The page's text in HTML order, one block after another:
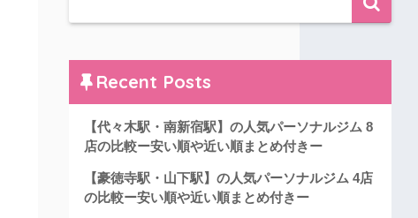
Recent Posts
【代々木駅・南新宿駅】の人気パーソナルジム 8
店の比較ー安い順や近い順まとめ付きー
【豪徳寺駅・山下駅】の人気パーソナルジム 4店
の比較ー安い順や近い順まとめ付きー